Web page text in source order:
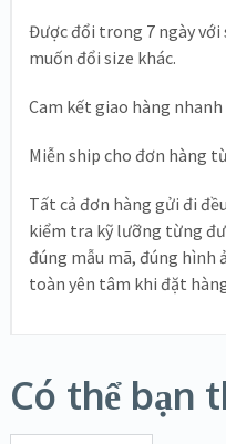
Được đổi trong 7 ngày với
muốn đổi size khác.
Cam kết giao hàng
Miễn ship cho đơn hàng
Tất cả đơn hàng gửi đi
kiểm tra kỹ lưỡng từng
đúng mẫu mã, đúng hình
toàn yên tâm khi đặt
Có thể bạn
MUA
HÀNG